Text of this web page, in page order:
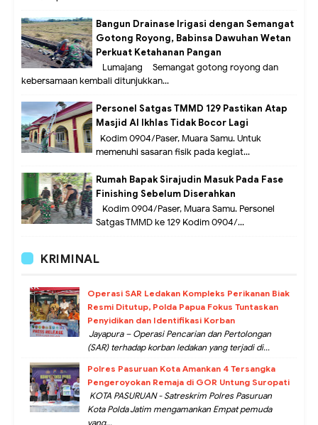
Bangun Drainase Irigasi dengan Semangat
Gotong Royong, Babinsa Dawuhan Wetan
Perkuat Ketahanan Pangan
Lumajang – Semangat gotong royong dan
kebersamaan kembali ditunjukkan...
Personel Satgas TMMD 129 Pastikan Atap
Masjid Al Ikhlas Tidak Bocor Lagi
Kodim 0904/Paser, Muara Samu. Untuk
memenuhi sasaran fisik pada kegiat...
Rumah Bapak Sirajudin Masuk Pada Fase
Finishing Sebelum Diserahkan
Kodim 0904/Paser, Muara Samu. Personel
Satgas TMMD ke 129 Kodim 0904/...
KRIMINAL
Operasi SAR Ledakan Kompleks Perikanan Biak
Resmi Ditutup, Polda Papua Fokus Tuntaskan
Penyidikan dan Identifikasi Korban
Jayapura – Operasi Pencarian dan Pertolongan
(SAR) terhadap korban ledakan yang terjadi di...
Polres Pasuruan Kota Amankan 4 Tersangka
Pengeroyokan Remaja di GOR Untung Suropati
KOTA PASURUAN - Satreskrim Polres Pasuruan
Kota Polda Jatim mengamankan Empat pemuda
yang...